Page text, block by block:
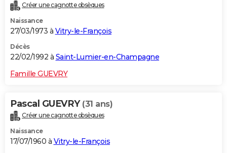
Créer une cagnotte obsèques
Naissance
27/03/1973 à Vitry-le-François
Décès
22/02/1992 à Saint-Lumier-en-Champagne
Famille GUEVRY
Pascal GUEVRY (31 ans)
Créer une cagnotte obsèques
Naissance
17/07/1960 à Vitry-le-François